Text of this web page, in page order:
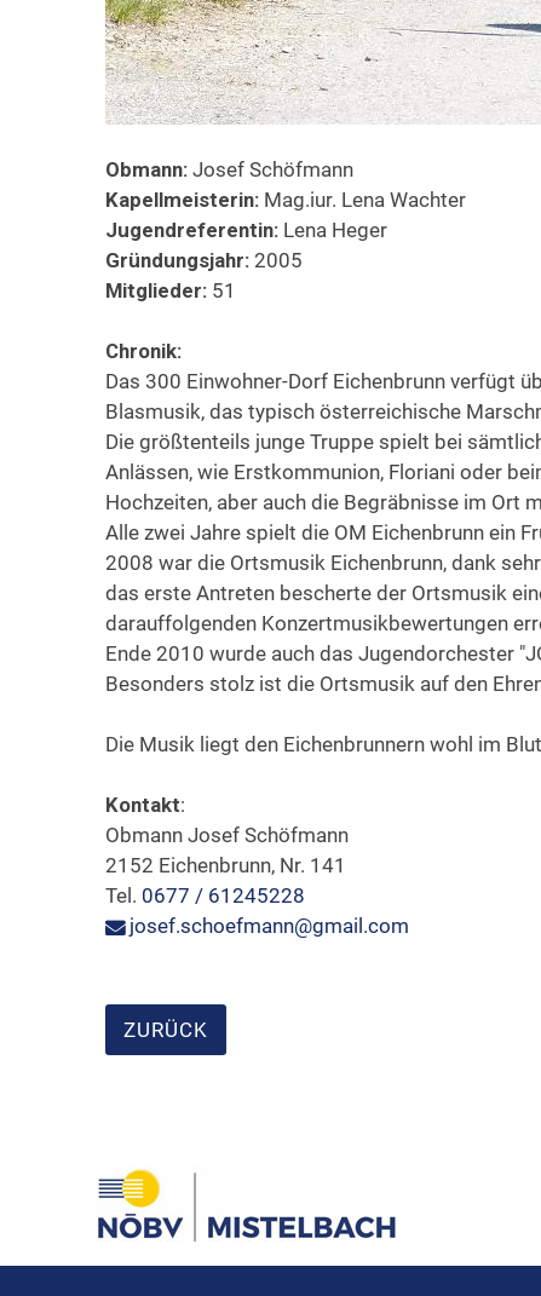
Obmann: Josef Schöfmann
Kapellmeisterin: Mag.iur. Lena Wachter
Jugendreferentin: Lena Heger
Gründungsjahr: 2005
Mitglieder: 51
Chronik:
Das 300 Einwohner-Dorf Eichenbrunn verfügt
Blasmusik, das typisch österreichische
Die größtenteils junge Truppe spielt bei
Anlässen, wie Erstkommunion, Floriani oder
Hochzeiten, aber auch die Begräbnisse im Ort
Alle zwei Jahre spielt die OM Eichenbrunn ein
2008 war die Ortsmusik Eichenbrunn, dank
das erste Antreten bescherte der Ortsmusik
darauffolgenden Konzertmusikbewertungen
Ende 2010 wurde auch das Jugendorchester
Besonders stolz ist die Ortsmusik auf den
Die Musik liegt den Eichenbrunnern wohl im
Kontakt:
Obmann Josef Schöfmann
2152 Eichenbrunn, Nr. 141
Tel. 0677 / 61245228
josef.schoefmann@gmail.com
ZURÜCK